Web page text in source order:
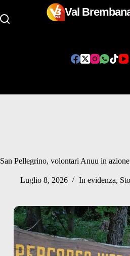
Val
San Pellegrino, volontari Anuu in
Luglio 8, 2026 In evidenza,